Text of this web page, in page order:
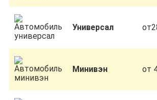
Универсал
Минивэн от